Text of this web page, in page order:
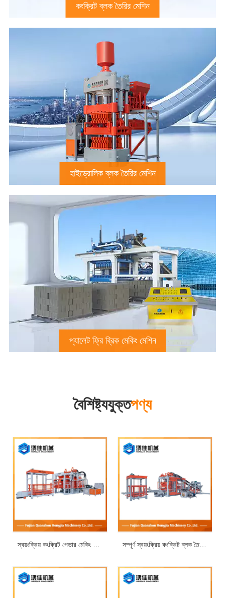
কংক্রিট ব্লক তৈরির মেশিন
হাইড্রোলিক ব্লক তৈরির মেশিন
প্যালেট ফ্রি ব্রিক মেকিং মেশিন
বৈশিষ্ট্যযুক্তপণ্য
সম্পূর্ণ স্বয়ংক্রিয় কংক্রিট ব্লক তৈরির মেশিন